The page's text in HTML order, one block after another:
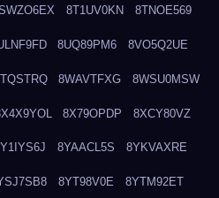
8T1UV0KN 8TNOE569
8UQ89PM6 8VO5Q2UE
8WAVTFXG 8WSU0MSW
8X79OPDP 8XCY80VZ
8YAACL5S 8YKVAXRE
8YT98V0E 8YTM92ET